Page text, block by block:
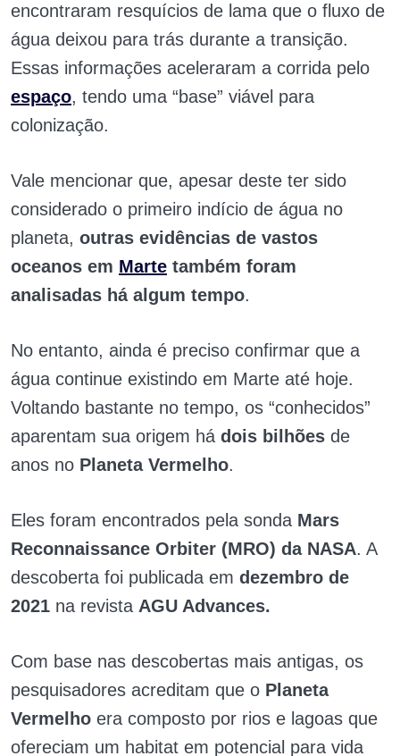
encontraram resquícios de lama que o fluxo de
água deixou para trás durante a transição.
Essas informações aceleraram a corrida pelo
espaço, tendo uma “base” viável para
colonização.
Vale mencionar que, apesar deste ter sido
considerado o primeiro indício de água no
planeta, outras evidências de vastos
oceanos em Marte também foram
analisadas há algum tempo.
No entanto, ainda é preciso confirmar que a
água continue existindo em Marte até hoje.
Voltando bastante no tempo, os “conhecidos”
aparentam sua origem há dois bilhões de
anos no Planeta Vermelho.
Eles foram encontrados pela sonda Mars
Reconnaissance Orbiter (MRO) da NASA. A
descoberta foi publicada em dezembro de
2021 na revista AGU Advances.
Com base nas descobertas mais antigas, os
pesquisadores acreditam que o Planeta
Vermelho era composto por rios e lagoas que
ofereciam um habitat em potencial para vida